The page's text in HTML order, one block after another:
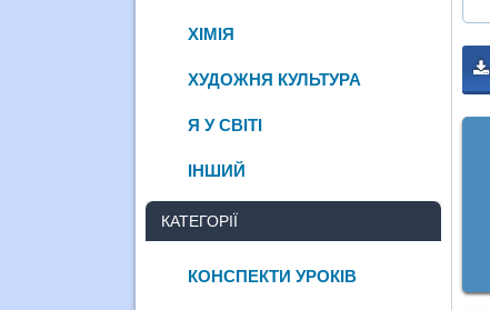
ХІМІЯ
ХУДОЖНЯ КУЛЬТУРА
Я У СВІТІ
ІНШИЙ
КАТЕГОРІЇ
КОНСПЕКТИ УРОКІВ